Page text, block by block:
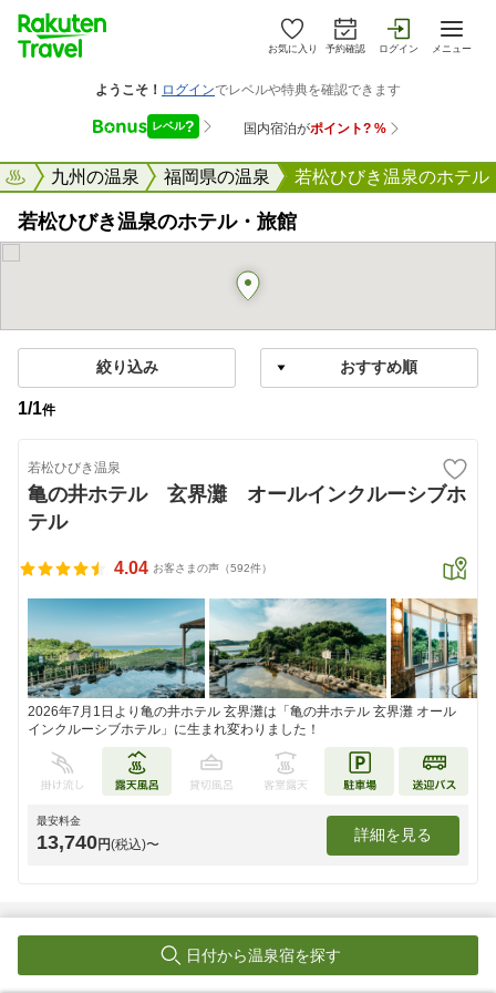
お気に入り 予約確認 ログイン メニュー
トラベル九州の温泉 福岡県の温泉 若松ひびき温泉のホテル
若松ひびき温泉のホテル・旅館
絞り込み
1/1件
若松ひびき温泉
亀の井ホテル 玄界灘 オールインクルーシブホ
テル
4.04 お客さまの声（592件）
2026年7月1日より亀の井ホテル 玄界灘は「亀の井ホテル 玄界灘 オール
インクルーシブホテル」に生まれ変わりました！
最安料金
13,740円(税込)〜
詳細を見る
旅に行きたくなる旅行記事をお届け
日付から温泉宿を探す